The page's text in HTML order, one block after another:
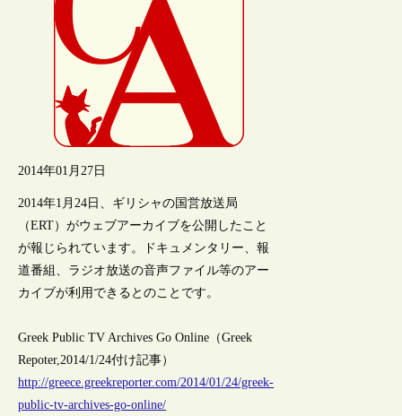
2014年01月27日
2014年1月24日、ギリシャの国営放送局
（ERT）がウェブアーカイブを公開したこと
が報じられています。ドキュメンタリー、報
道番組、ラジオ放送の音声ファイル等のアー
カイブが利用できるとのことです。
Greek Public TV Archives Go Online（Greek
Repoter,2014/1/24付け記事）
http://greece.greekreporter.com/2014/01/24/greek-
public-tv-archives-go-online/